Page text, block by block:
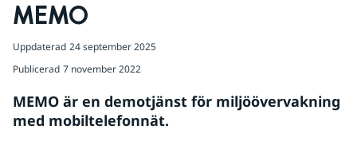
MEMO
Uppdaterad 24 september 2025
Publicerad 7 november 2022
MEMO är en demotjänst för miljöövervakning
med mobiltelefonnät.